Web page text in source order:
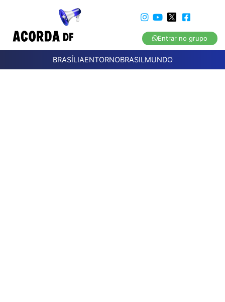
Entrar no grupo
BRASÍLIAENTORNOBRASILMUNDO